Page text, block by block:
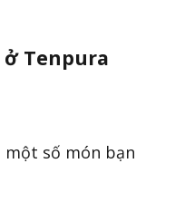
Tenpura
số món bạn